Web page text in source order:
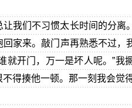
让我们不习惯太长时间的分离
家来。敲门声再熟悉不过，
就开门，万一是坏人呢。”
得揍他一顿。那一刻我会觉